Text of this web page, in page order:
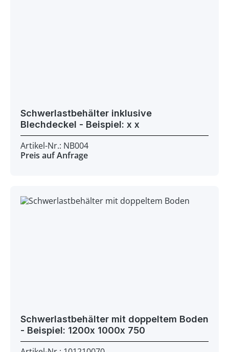
Schwerlastbehälter inklusive
Blechdeckel - Beispiel: x x
Artikel-Nr.: NB004
Preis auf Anfrage
Schwerlastbehälter mit doppeltem Boden
- Beispiel: 1200x 1000x 750